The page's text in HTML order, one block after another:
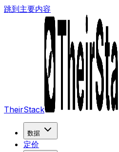
跳到主要内容
TheirStack
数据
定价